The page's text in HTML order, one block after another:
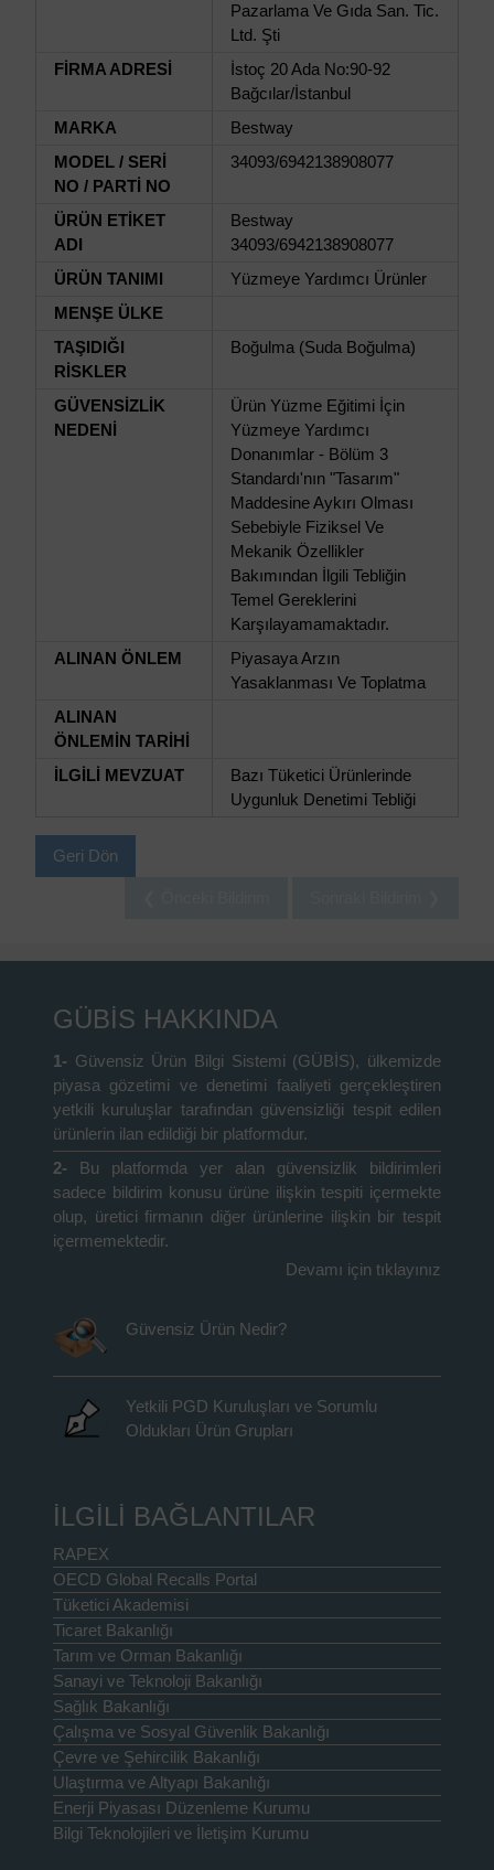
Pazarlama Ve Gıda San. Tic.
Ltd. Şti
FİRMA ADRESİ
İstoç 20 Ada No:90-92
Bağcılar/İstanbul
MARKA
Bestway
MODEL / SERİ
NO / PARTİ NO
34093/6942138908077
ÜRÜN ETİKET
ADI
Bestway
34093/6942138908077
ÜRÜN TANIMI
Yüzmeye Yardımcı Ürünler
MENŞE ÜLKE
TAŞIDIĞI
RİSKLER
Boğulma (Suda Boğulma)
GÜVENSİZLİK
NEDENİ
Ürün Yüzme Eğitimi İçin
Yüzmeye Yardımcı
Donanımlar - Bölüm 3
Standardı'nın "Tasarım"
Maddesine Aykırı Olması
Sebebiyle Fiziksel Ve
Mekanik Özellikler
Bakımından İlgili Tebliğin
Temel Gereklerini
Karşılayamamaktadır.
ALINAN ÖNLEM
Piyasaya Arzın
Yasaklanması Ve Toplatma
ALINAN
ÖNLEMİN TARİHİ
İLGİLİ MEVZUAT
Bazı Tüketici Ürünlerinde
Uygunluk Denetimi Tebliği
Geri Dön
GÜBİS HAKKINDA
1- Güvensiz Ürün Bilgi Sistemi (GÜBİS), ülkemizde
piyasa gözetimi ve denetimi faaliyeti gerçekleştiren
yetkili kuruluşlar tarafından güvensizliği tespit edilen
ürünlerin ilan edildiği bir platformdur.
2-
Bu platformda yer alan güvensizlik bildirimleri
sadece bildirim konusu ürüne ilişkin tespiti içermekte
olup, üretici firmanın diğer ürünlerine ilişkin bir tespit
içermemektedir.
Devamı için tıklayınız
Güvensiz Ürün Nedir?
Yetkili PGD Kuruluşları ve Sorumlu
Oldukları Ürün Grupları
İLGİLİ BAĞLANTILAR
RAPEX
OECD Global Recalls Portal
Tüketici Akademisi
Ticaret Bakanlığı
Tarım ve Orman Bakanlığı
Sanayi ve Teknoloji Bakanlığı
Sağlık Bakanlığı
Çalışma ve Sosyal Güvenlik Bakanlığı
Çevre ve Şehircilik Bakanlığı
Ulaştırma ve Altyapı Bakanlığı
Enerji Piyasası Düzenleme Kurumu
Bilgi Teknolojileri ve İletişim Kurumu